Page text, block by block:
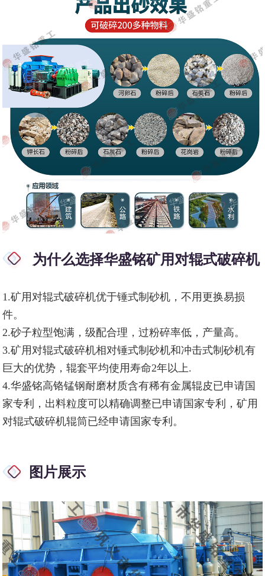
为什么选择华盛铭矿用对辊式破碎机
1.矿用对辊式破碎机优于锤式制砂机，不用更换易损
件。
2.砂子粒型饱满，级配合理，过粉碎率低，产量高。
3.矿用对辊式破碎机相对锤式制砂机和冲击式制砂机有
巨大的优势，辊套平均使用寿命2年以上.
4.华盛铭高铬锰钢耐磨材质含有稀有金属辊皮已申请国
家专利，出料粒度可以精确调整已申请国家专利，矿用
对辊式破碎机辊筒已经申请国家专利。
图片展示